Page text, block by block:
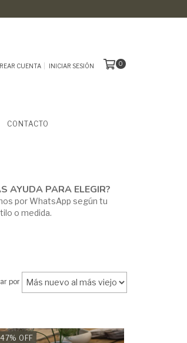
CUENTA INICIAR SESIÓN 0
CONTACTO
AYUDA PARA ELEGIR?
por WhatsApp según tu
o medida.
por
47% OFF